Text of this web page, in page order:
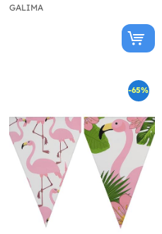
GALIMA
-65%